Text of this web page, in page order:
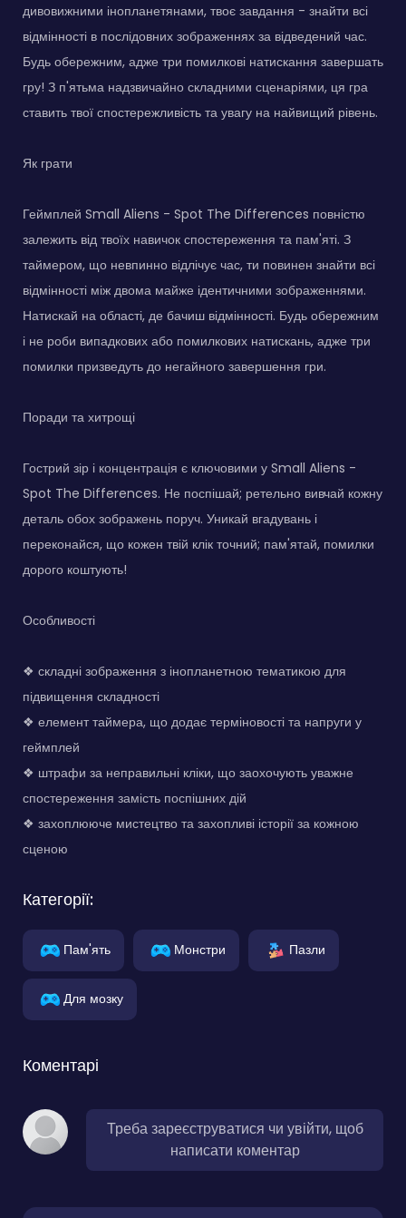
дивовижними інопланетянами, твоє завдання - знайти всі
відмінності в послідовних зображеннях за відведений час.
Будь обережним, адже три помилкові натискання завершать
гру! З п'ятьма надзвичайно складними сценаріями, ця гра
ставить твої спостережливість та увагу на найвищий рівень.
Як грати
Геймплей Small Aliens - Spot The Differences повністю
залежить від твоїх навичок спостереження та пам'яті. З
таймером, що невпинно відлічує час, ти повинен знайти всі
відмінності між двома майже ідентичними зображеннями.
Натискай на області, де бачиш відмінності. Будь обережним
і не роби випадкових або помилкових натискань, адже три
помилки призведуть до негайного завершення гри.
Поради та хитрощі
Гострий зір і концентрація є ключовими у Small Aliens -
Spot The Differences. Не поспішай; ретельно вивчай кожну
деталь обох зображень поруч. Уникай вгадувань і
переконайся, що кожен твій клік точний; пам'ятай, помилки
дорого коштують!
Особливості
❖ складні зображення з інопланетною тематикою для
підвищення складності
❖ елемент таймера, що додає терміновості та напруги у
геймплей
❖ штрафи за неправильні кліки, що заохочують уважне
спостереження замість поспішних дій
❖ захоплююче мистецтво та захопливі історії за кожною
сценою
Категорії:
Пам'ять Монстри Пазли
Для мозку
Коментарі
Треба зареєструватися чи увійти, щоб
написати коментар